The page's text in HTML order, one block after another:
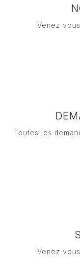
Venez
Toutes les
Venez